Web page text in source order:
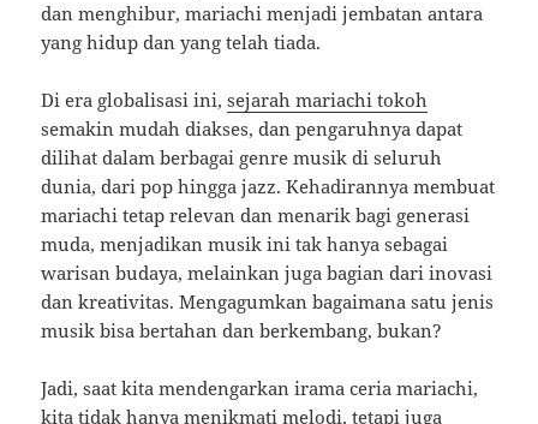
dan menghibur, mariachi menjadi jembatan antara
yang hidup dan yang telah tiada.
Di era globalisasi ini,sejarah mariachi tokoh
semakin mudah diakses, dan pengaruhnya dapat
dilihat dalam berbagai genre musik di seluruh
dunia, dari pop hingga jazz. Kehadirannya membuat
mariachi tetap relevan dan menarik bagi generasi
muda, menjadikan musik ini tak hanya sebagai
warisan budaya, melainkan juga bagian dari inovasi
dan kreativitas. Mengagumkan bagaimana satu jenis
musik bisa bertahan dan berkembang, bukan?
Jadi, saat kita mendengarkan irama ceria mariachi,
kita tidak hanya menikmati melodi, tetapi juga